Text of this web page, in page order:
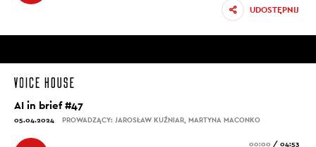
UDOSTĘPNIJ
AI in brief #47
05.04.2024 PROWADZĄCY: JAROSŁAW KUŹNIAR, MARTYNA MACONKO
00:00 / 04:53